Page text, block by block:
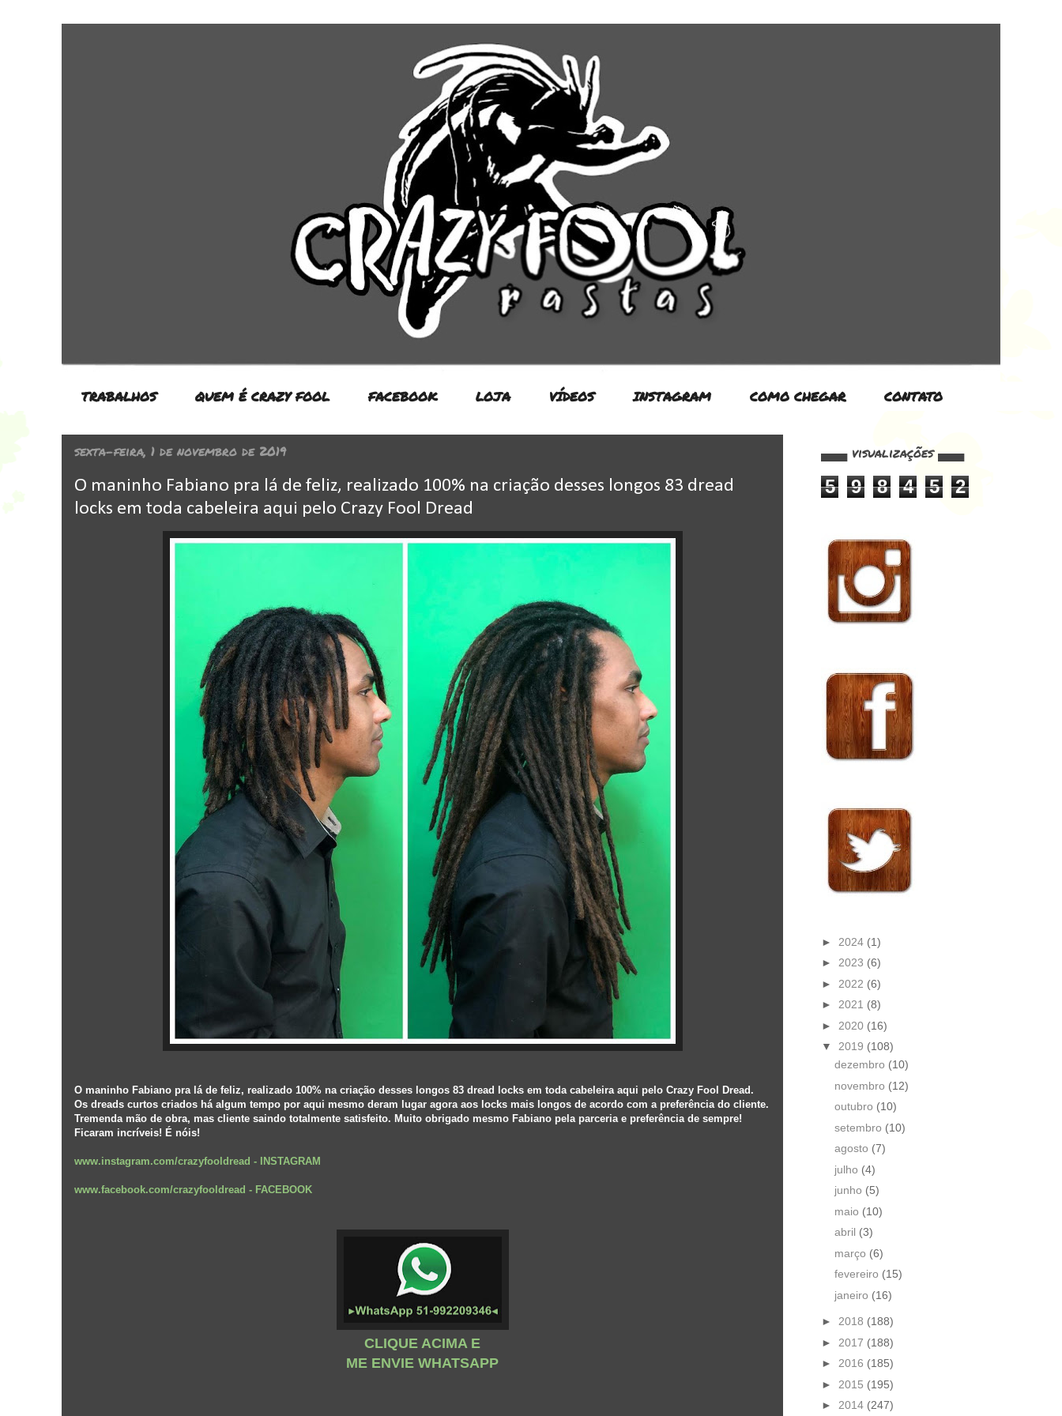
TRABALHOS QUEM É CRAZY FOOL FACEBOOK LOJA VÍDEOS INSTAGRAM COMO CHEGAR CONTATO
sexta-feira, 1 de novembro de 2019
O maninho Fabiano pra lá de feliz, realizado 100% na criação desses longos 83 dread
locks em toda cabeleira aqui pelo Crazy Fool Dread
O maninho Fabiano pra lá de feliz, realizado 100% na criação desses longos 83 dread locks em toda cabeleira aqui pelo Crazy Fool Dread.
Os dreads curtos criados há algum tempo por aqui mesmo deram lugar agora aos locks mais longos de acordo com a preferência do cliente.
Tremenda mão de obra, mas cliente saindo totalmente satisfeito. Muito obrigado mesmo Fabiano pela parceria e preferência de sempre!
Ficaram incríveis! É nóis!
www.instagram.com/crazyfooldread - INSTAGRAM
www.facebook.com/crazyfooldread - FACEBOOK
CLIQUE ACIMA E
ME ENVIE WHATSAPP
▄▄▄ visualizações ▄▄▄
5 9 8 4 5 2
► 2024 (1)
► 2023 (6)
► 2022 (6)
► 2021 (8)
► 2020 (16)
▼ 2019 (108)
dezembro (10)
novembro (12)
outubro (10)
setembro (10)
agosto (7)
julho (4)
junho (5)
maio (10)
abril (3)
março (6)
fevereiro (15)
janeiro (16)
► 2018 (188)
► 2017 (188)
► 2016 (185)
► 2015 (195)
► 2014 (247)